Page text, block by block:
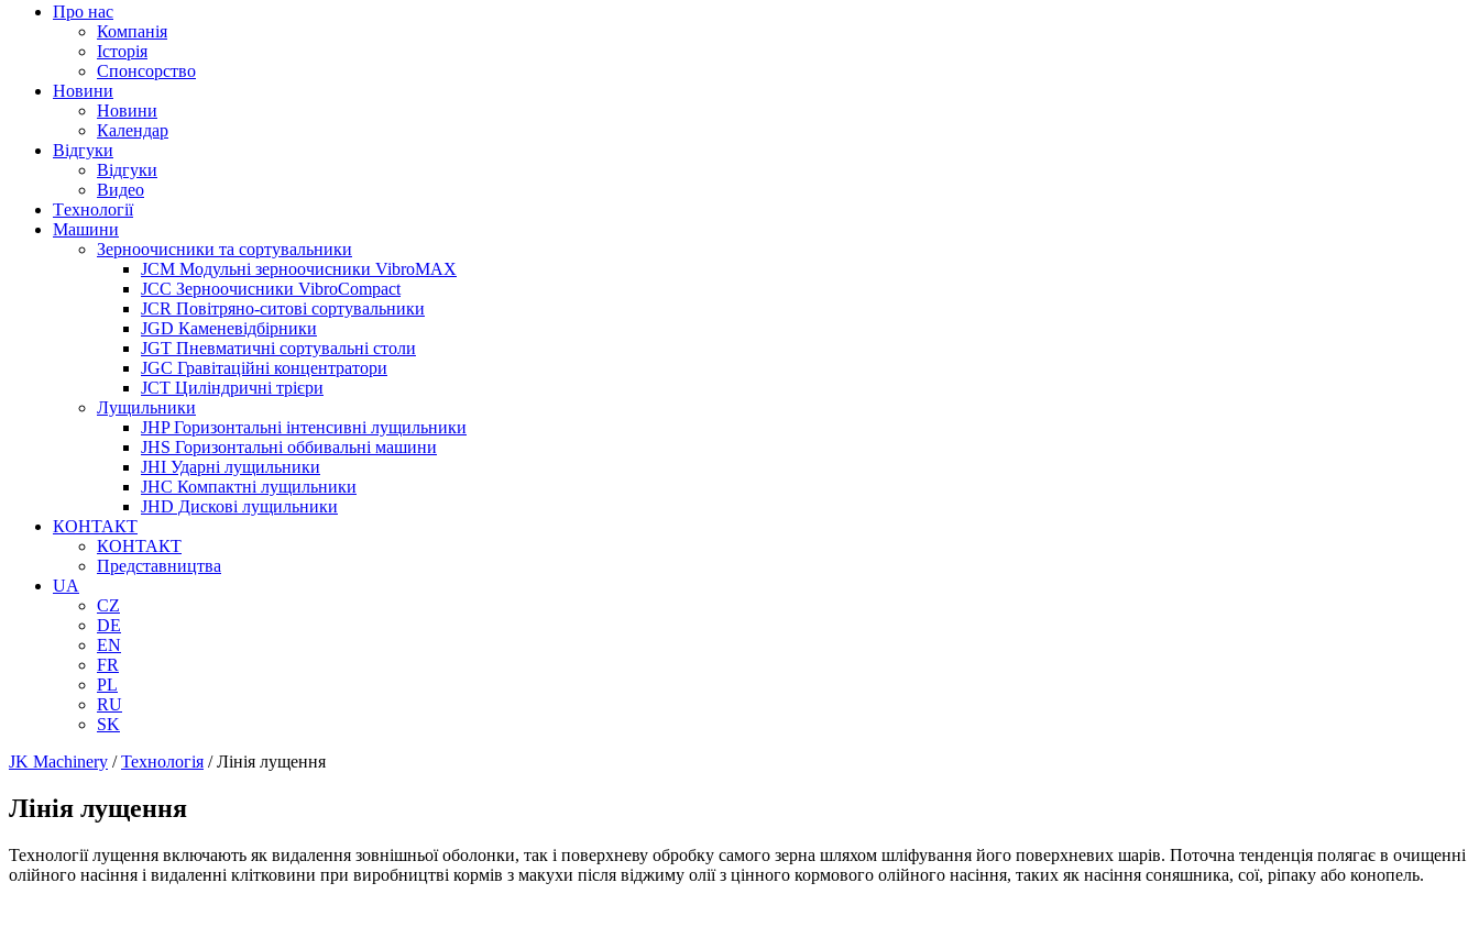
Про нас
Компанія
Історія
Спонсорство
Новини
Новини
Календар
Відгуки
Відгуки
Видео
Tехнології
Машини
Зерноочисники та сортувальники
JCM Модульні зерноочисники VibroMAX
JCC Зерноочисники VibroCompact
JCR Повітряно-ситові сортувальники
JGD Каменевідбірники
JGT Пневматичні сортувальні столи
JGC Гравітаційні концентратори
JCT Циліндричні трієри
Лущильники
JHP Горизонтальні інтенсивні лущильники
JHS Горизонтальні оббивальні машини
JHI Ударні лущильники
JHC Компактні лущильники
JHD Дискові лущильники
КОНТАКТ
КОНТАКТ
Представництва
UA
CZ
DE
EN
FR
PL
RU
SK
JK Machinery /Технологія /Лінія лущення
Лінія лущення
Технології лущення включають як видалення зовнішньої оболонки, так і поверхневу обробку самого зерна шляхом шліфування його поверхневих шарів. Поточна тенденція полягає в очищенні
олійного насіння і видаленні клітковини при виробництві кормів з макухи після віджиму олії з цінного кормового олійного насіння, таких як насіння соняшника, сої, ріпаку або конопель.